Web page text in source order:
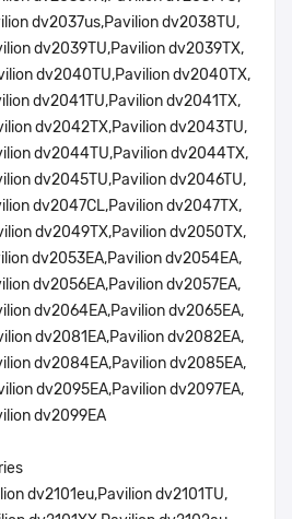
dv2037us,Pavilion dv2038TU,
dv2039TU,Pavilion dv2039TX,
dv2040TU,Pavilion dv2040TX,
dv2041TU,Pavilion dv2041TX,
dv2042TX,Pavilion dv2043TU,
dv2044TU,Pavilion dv2044TX,
dv2045TU,Pavilion dv2046TU,
dv2047CL,Pavilion dv2047TX,
dv2049TX,Pavilion dv2050TX,
dv2053EA,Pavilion dv2054EA,
dv2056EA,Pavilion dv2057EA,
dv2064EA,Pavilion dv2065EA,
dv2081EA,Pavilion dv2082EA,
dv2084EA,Pavilion dv2085EA,
dv2095EA,Pavilion dv2097EA,
dv2099EA
dv2101eu,Pavilion dv2101TU,